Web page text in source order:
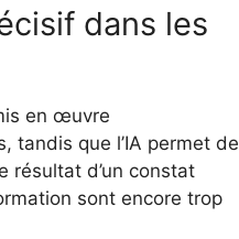
dans les
en œuvre
tandis que l’IA permet de
résultat d’un constat
sont encore trop